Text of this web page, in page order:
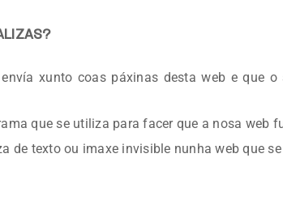
xunto coas páxinas desta web e que
que se utiliza para facer que a nosa web
de texto ou imaxe invisible nunha web que